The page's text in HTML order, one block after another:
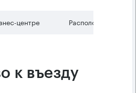
центре Расположение
к въезду